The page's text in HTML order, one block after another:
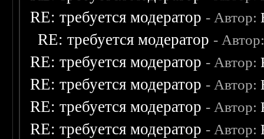
RE: требуется модератор - Автор:
RE: требуется модератор -
RE: требуется модератор - Автор:
RE: требуется модератор - Автор:
RE: требуется модератор - Автор:
RE: требуется модератор - Автор: